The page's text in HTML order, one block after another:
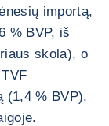
importą,
% BVP, iš
skola), o
(1,4 % BVP),